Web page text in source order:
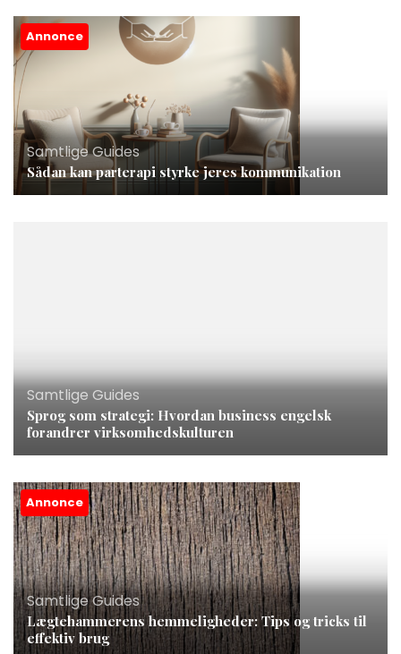
Annonce
Samtlige Guides
Sådan kan parterapi styrke jeres kommunikation
Samtlige Guides
Sprog som strategi: Hvordan business engelsk
forandrer virksomhedskulturen
Annonce
Samtlige Guides
Lægtehammerens hemmeligheder: Tips og tricks til
effektiv brug